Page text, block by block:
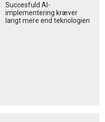
Succesfuld AI-
implementering kræver
langt mere end teknologien